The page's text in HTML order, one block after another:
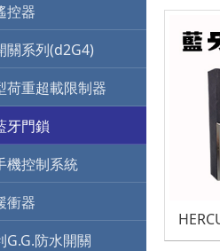
多功能靶機系統
控器
系列
系列(自動平衡)
Mini 系列
系列
A系列
L系列
關系列(d2G4)
荷重超載限制器
牙門鎖
機控制系統
衝器
G.G.防水開關